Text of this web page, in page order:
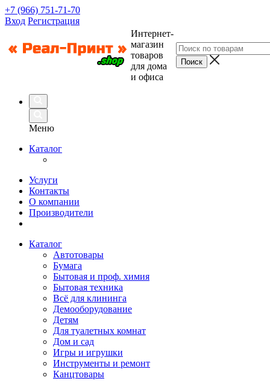
+7 (966) 751-71-70
Вход Регистрация
Интернет-
магазин
товаров
для дома
и офиса
Меню
Каталог
Услуги
Контакты
О компании
Производители
Каталог
Автотовары
Бумага
Бытовая и проф. химия
Бытовая техника
Всё для клининга
Демооборудование
Детям
Для туалетных комнат
Дом и сад
Игры и игрушки
Инструменты и ремонт
Канцтовары